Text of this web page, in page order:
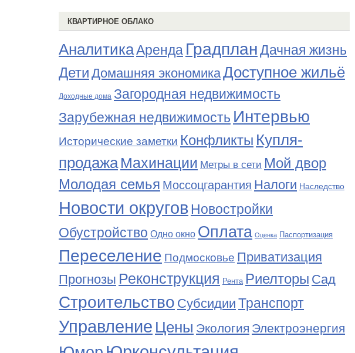
КВАРТИРНОЕ ОБЛАКО
АналитикаАренда ГрадпланДачная жизнь
Дети Домашняя экономикаДоступное жильё
Доходные дома Загородная недвижимость
Зарубежная недвижимость Интервью
Исторические заметки Конфликты Купля-
продажа Махинации Метры в сети Мой двор
Молодая семья Моссоцгарантия Налоги Наследство
Новости округов Новостройки
Обустройство Одно окно Оплата Оценка Паспортизация
Переселение Подмосковье Приватизация
Прогнозы Реконструкция Рента Риелторы Сад
Строительство Субсидии Транспорт
Управление Цены Экология Электроэнергия